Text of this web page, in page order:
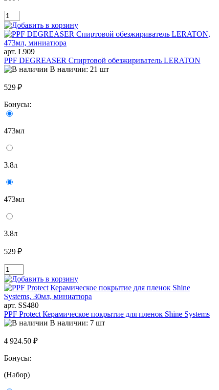
арт. L909
PPF DEGREASER Спиртовой обезжириватель LERATON
В наличии: 21 шт
529 ₽
Бонусы:
473мл
3.8л
473мл
3.8л
529 ₽
арт. SS480
PPF Protect Керамическое покрытие для пленок Shine Systems
В наличии: 7 шт
4 924.50 ₽
Бонусы:
(Набор)